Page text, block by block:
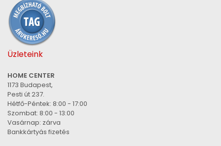
Üzleteink
HOME CENTER
1173 Budapest,
Pesti út 237.
Hétfő-Péntek: 8:00 - 17:00
Szombat: 8:00 - 13:00
Vasárnap: zárva
Bankkártyás fizetés